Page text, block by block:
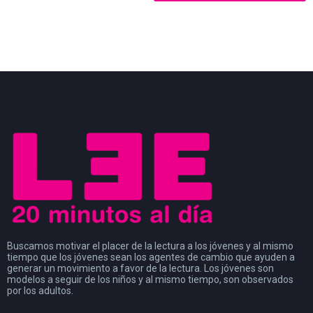
Buscamos motivar el placer de la lectura a los jóvenes y al mismo
tiempo que los jóvenes sean los agentes de cambio que ayuden a
generar un movimiento a favor de la lectura. Los jóvenes son
modelos a seguir de los niños y al mismo tiempo, son observados
por los adultos.